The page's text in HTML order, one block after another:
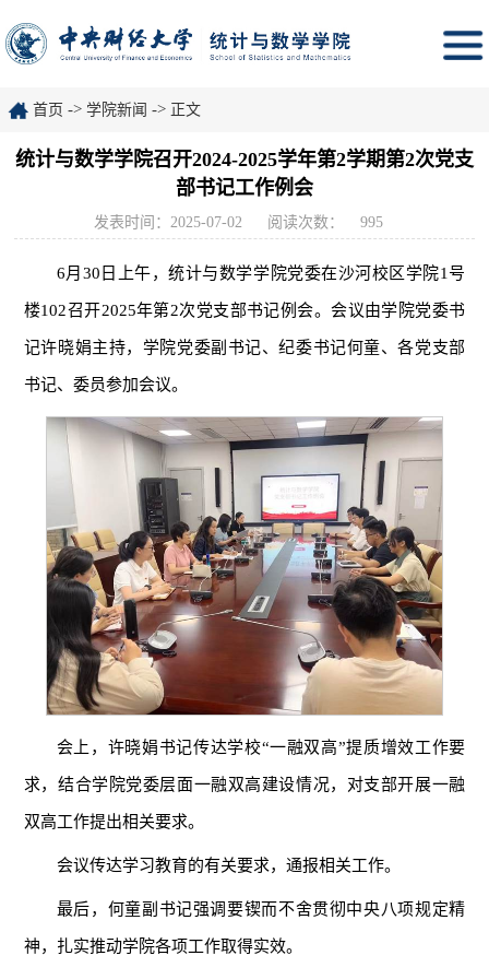
首页 -> 学院新闻 -> 正文
统计与数学学院召开2024-2025学年第2学期第2次党支
部书记工作例会
发表时间：2025-07-02 阅读次数： 995
6月30日上午，统计与数学学院党委在沙河校区学院1号
楼102召开2025年第2次党支部书记例会。会议由学院党委书
记许晓娟主持，学院党委副书记、纪委书记何童、各党支部
书记、委员参加会议。
会上，许晓娟书记传达学校“一融双高”提质增效工作要
求，结合学院党委层面一融双高建设情况，对支部开展一融
双高工作提出相关要求。
会议传达学习教育的有关要求，通报相关工作。
最后，何童副书记强调要锲而不舍贯彻中央八项规定精
神，扎实推动学院各项工作取得实效。